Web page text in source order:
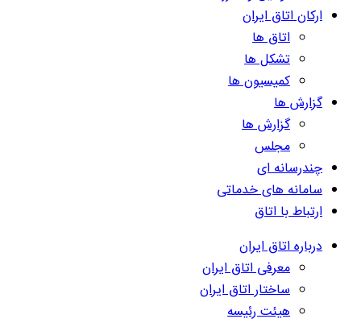
ارکان اتاق ایران
اتاق ها
تشکل ها
کمیسیون ها
گزارش ها
گزارش ها
مجلس
چندرسانه ای
سامانه های خدماتی
ارتباط با اتاق
درباره اتاق ایران
معرفی اتاق ایران
ساختار اتاق ایران
هیئت رئیسه